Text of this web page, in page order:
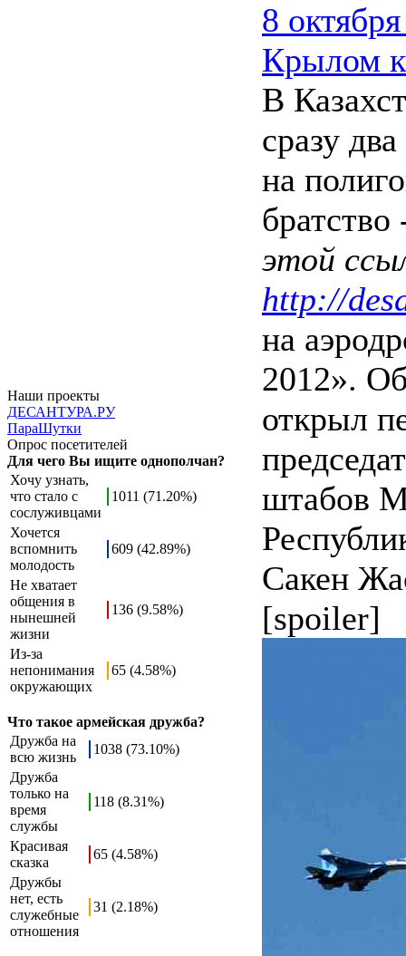
Наши проекты
ДЕСАНТУРА.РУ
ПараШутки
Опрос посетителей
Для чего Вы ищите однополчан?
Хочу узнать,
что стало с
сослуживцами
1011 (71.20%)
Хочется
вспомнить
молодость
609 (42.89%)
Не хватает
общения в
нынешней
жизни
136 (9.58%)
Из-за
непонимания
окружающих
65 (4.58%)
Что такое армейская дружба?
Дружба на
всю жизнь
1038 (73.10%)
Дружба
только на
время
службы
118 (8.31%)
Красивая
сказка
65 (4.58%)
Дружбы
нет, есть
служебные
отношения
31 (2.18%)
8
Крылом
В
сразу
на
этой
http://
на
2012».
открыл
штабов
Сакен
[spoiler]